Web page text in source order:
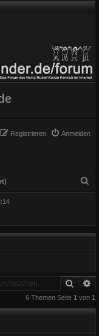
Anmelden
Registrieren
Suche
6 Themen Seite 1 von 1